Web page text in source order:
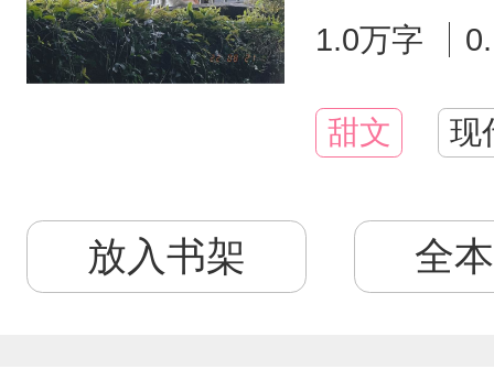
1.0万字
甜文 现
放入书架 全